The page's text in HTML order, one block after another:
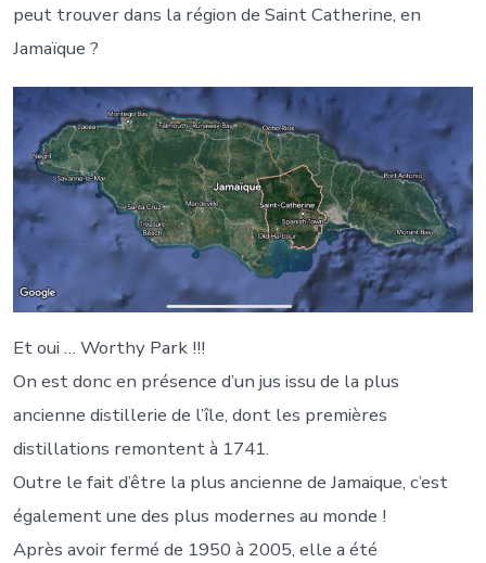
peut trouver dans la région de Saint Catherine, en
Jamaïque ?
Et oui … Worthy Park !!!
On est donc en présence d’un jus issu de la plus
ancienne distillerie de l’île, dont les premières
distillations remontent à 1741.
Outre le fait d’être la plus ancienne de Jamaique, c’est
également une des plus modernes au monde !
Après avoir fermé de 1950 à 2005, elle a été